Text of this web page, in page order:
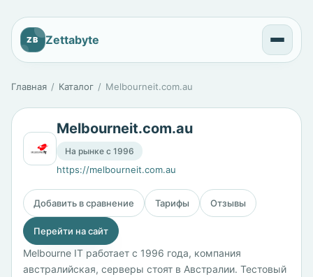
ZB Zettabyte
Главная Каталог Melbourneit.com.au
Melbourneit.com.au
На рынке с 1996
https://melbourneit.com.au
Добавить в сравнение Тарифы Отзывы
Перейти на сайт
Melbourne IT работает с 1996 года, компания
австралийская, серверы стоят в Австралии. Тестовый